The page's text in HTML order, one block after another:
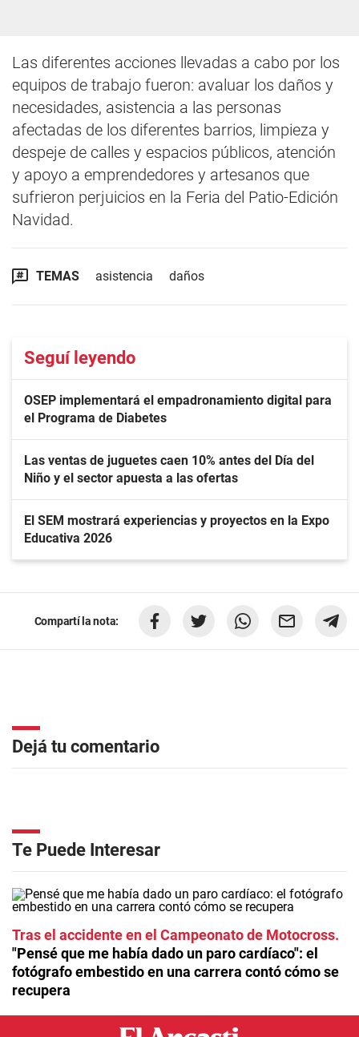
Las diferentes acciones llevadas a cabo por los
equipos de trabajo fueron: avaluar los daños y
necesidades, asistencia a las personas
afectadas de los diferentes barrios, limpieza y
despeje de calles y espacios públicos, atención
y apoyo a emprendedores y artesanos que
sufrieron perjuicios en la Feria del Patio-Edición
Navidad.
TEMAS asistencia daños
Seguí leyendo
OSEP implementará el empadronamiento digital para
el Programa de Diabetes
Las ventas de juguetes caen 10% antes del Día del
Niño y el sector apuesta a las ofertas
El SEM mostrará experiencias y proyectos en la Expo
Educativa 2026
Compartí la nota:
Dejá tu comentario
Te Puede Interesar
Tras el accidente en el Campeonato de Motocross
"Pensé que me había dado un paro cardíaco": el
fotógrafo embestido en una carrera contó cómo se
recupera